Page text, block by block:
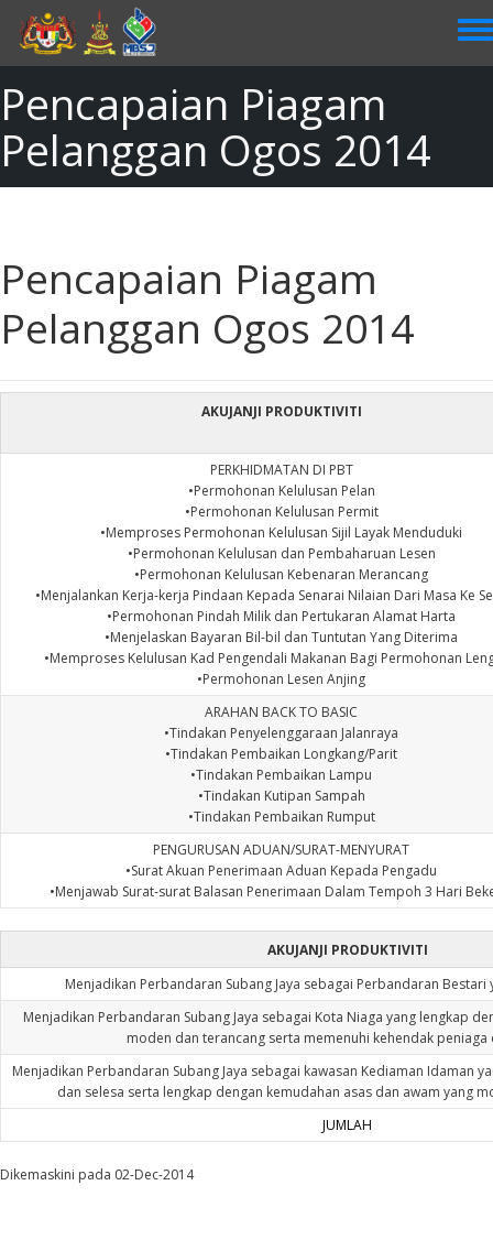
main
content
Pencapaian Piagam
Pelanggan Ogos 2014
Pencapaian Piagam
Pelanggan Ogos 2014
AKUJANJI PRODUKTIVITI
PERKHIDMATAN DI PBT
•Permohonan Kelulusan Pelan
•Permohonan Kelulusan Permit
•Memproses Permohonan Kelulusan Sijil Layak Menduduki
•Permohonan Kelulusan dan Pembaharuan Lesen
•Permohonan Kelulusan Kebenaran Merancang
•Menjalankan Kerja-kerja Pindaan Kepada Senarai Nilaian Dari Masa Ke
•Permohonan Pindah Milik dan Pertukaran Alamat Harta
•Menjelaskan Bayaran Bil-bil dan Tuntutan Yang Diterima
•Memproses Kelulusan Kad Pengendali Makanan Bagi Permohonan
•Permohonan Lesen Anjing
ARAHAN BACK TO BASIC
•Tindakan Penyelenggaraan Jalanraya
•Tindakan Pembaikan Longkang/Parit
•Tindakan Pembaikan Lampu
•Tindakan Kutipan Sampah
•Tindakan Pembaikan Rumput
PENGURUSAN ADUAN/SURAT-MENYURAT
•Surat Akuan Penerimaan Aduan Kepada Pengadu
•Menjawab Surat-surat Balasan Penerimaan Dalam Tempoh 3 Hari
AKUJANJI PRODUKTIVITI
Menjadikan Perbandaran Subang Jaya sebagai Perbandaran
Menjadikan Perbandaran Subang Jaya sebagai Kota Niaga yang lengkap
moden dan terancang serta memenuhi kehendak
Menjadikan Perbandaran Subang Jaya sebagai kawasan Kediaman Idaman
dan selesa serta lengkap dengan kemudahan asas dan awam yang
JUMLAH
Dikemaskini pada 02-Dec-2014